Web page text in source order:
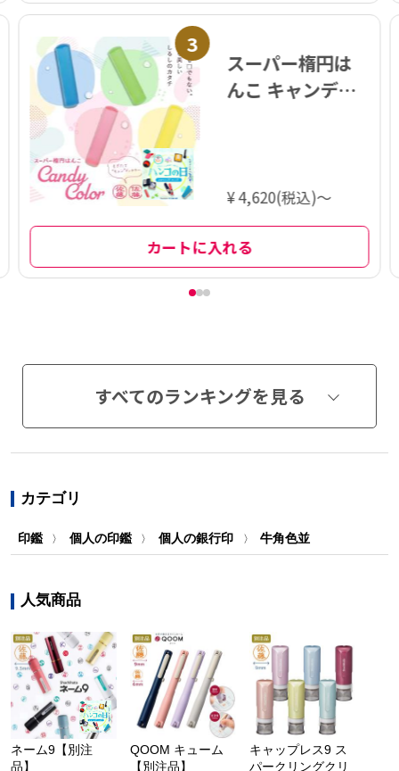
3
スーパー楕円は
んこ キャンディ
¥ 4,620(税込)～
カートに入れる
すべてのランキングを見る
カテゴリ
印鑑 〉 個人の印鑑 〉 個人の銀行印 〉 牛角色並
人気商品
ネーム9【別注
品】
QOOM キューム
【別注品】
キャップレス9 ス
パークリングクリ